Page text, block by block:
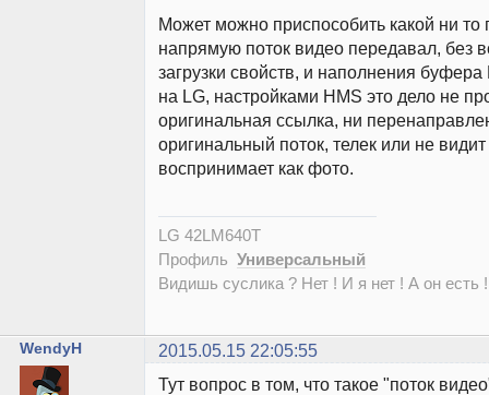
Может можно приспособить какой ни
напрямую поток видео передавал, без
загрузки свойств, и наполнения
на LG, настройками HMS это дело не
оригинальная ссылка, ни
оригинальный поток, телек или не
воспринимает как фото.
LG 42LM640T
Профиль Универсальный
Видишь суслика ? Нет ! И я нет ! А он есть
WendyH 2015.05.15 22:05:55
Тут вопрос в том, что такое "поток